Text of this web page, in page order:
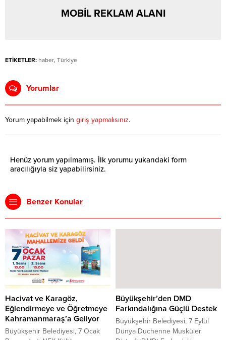
MOBİL REKLAM ALANI
ETİKETLER: haber, Türkiye
Yorumlar
Yorum yapabilmek için giriş yapmalısınız.
Henüz yorum yapılmamış. İlk yorumu yukarıdaki form
aracılığıyla siz yapabilirsiniz.
Benzer Konular
Hacivat ve Karagöz,
Eğlendirmeye ve Öğretmeye
Kahramanmaraş’a Geliyor
Büyükşehir Belediyesi, 7 Ocak
Büyükşehir’den DMD
Farkındalığına Güçlü Destek
Büyükşehir Belediyesi, 7 Eylül
Dünya Duchenne Musküler